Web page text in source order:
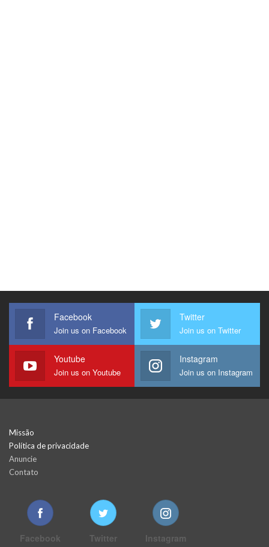
Facebook
Join us on Facebook
Twitter
Join us on Twitter
Youtube
Join us on Youtube
Instagram
Join us on Instagram
Missão
Política de privacidade
Anuncie
Contato
Facebook Twitter Instagram